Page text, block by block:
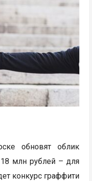
обновят облик
млн рублей – для
конкурс граффити